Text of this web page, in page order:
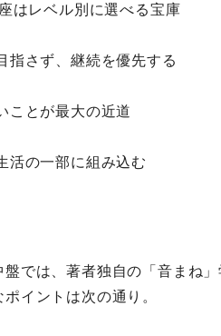
はレベル別に選べる宝庫
指さず、継続を優先する
ことが最大の近道
活の一部に組み込む
盤では、著者独自の「音まね
ポイント は次の通り。